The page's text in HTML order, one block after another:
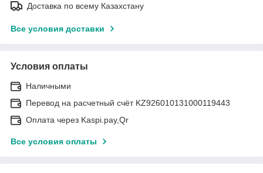
Доставка по всему Казахстану
Все условия доставки
Условия оплаты
Наличными
Перевод на расчетный счёт KZ926010131000119443
Оплата через Kaspi.pay,Qr
Все условия оплаты